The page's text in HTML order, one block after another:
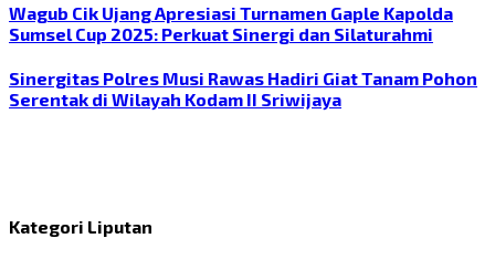
Wagub Cik Ujang Apresiasi Turnamen Gaple Kapolda
Sumsel Cup 2025: Perkuat Sinergi dan Silaturahmi
Sinergitas Polres Musi Rawas Hadiri Giat Tanam Pohon
Serentak di Wilayah Kodam II Sriwijaya
Kategori Liputan